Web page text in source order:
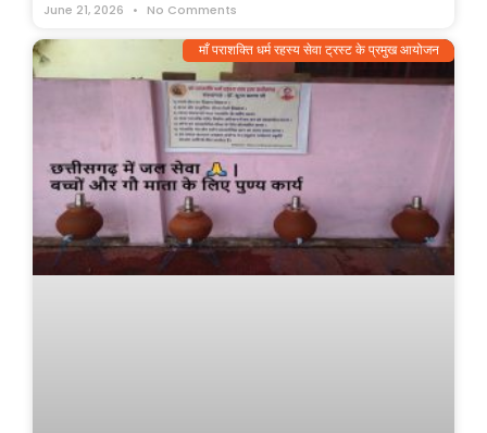
June 21, 2026 No Comments
माँ पराशक्ति धर्म रहस्य सेवा ट्रस्ट के प्रमुख आयोजन